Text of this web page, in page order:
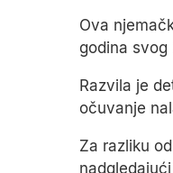
Ova
godina
Razvila je
očuvanje
Za razliku